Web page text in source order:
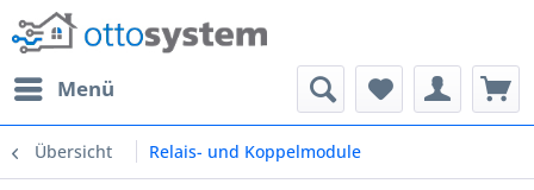
Menü
Übersicht Relais- und Koppelmodule